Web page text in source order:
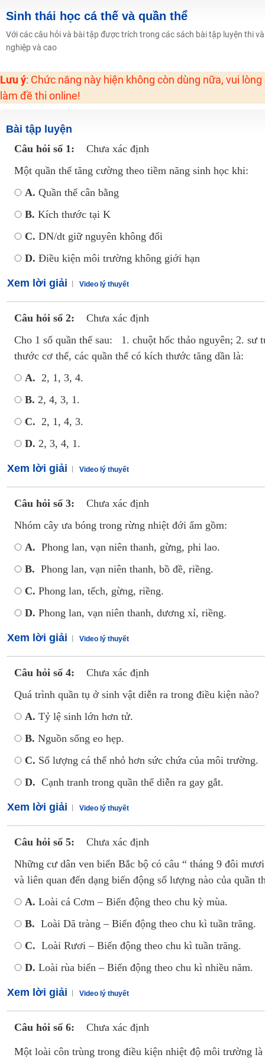
Hot! Lễ hội đồng giá 449K - 499K toàn bộ khoá học tại Tuyensinh247
Khuyến Mãi Khoá Học 1K Chỉ Từ 11-13/09/2024
Đồng giá khóa học 499K - 399K (13/11-15/11)
Khai giảng khóa Ngữ văn 7 - xây nền vững chắc cho tương lai!
Luyện thi vào lớp 10 môn Toán, Văn, Hóa, Anh, Lý với giáo viên giỏi và nổi
Sinh thái học cá thế và quần thể
Với các câu hỏi và bài tập được trích trong các sách bài tập luyện thi
nghiệp và cao
Lưu ý: Chức năng này hiện không còn dùng nữa, vui
làm đề thi online!
Bài tập luyện
Câu hỏi số 1:
Chưa xác định
Một quần thể tăng cường theo tiềm năng sinh học khi:
A. Quần thể cân bằng
B. Kích thước tại K
C. DN/dt giữ nguyên không đổi
D. Điều kiện môi trường không giới hạn
Xem lời giải Video lý thuyết
Câu hỏi số 2:
Chưa xác định
Cho 1 số quần thể sau: 1. chuột hốc thảo nguyên; 2.
thước cơ thể, các quần thể có kích thước tăng dần là:
A. 2, 1, 3, 4.
B. 2, 4, 3, 1.
C. 2, 1, 4, 3.
D. 2, 3, 4, 1.
Xem lời giải Video lý thuyết
Câu hỏi số 3:
Chưa xác định
Nhóm cây ưa bóng trong rừng nhiệt đới ẩm gồm:
A. Phong lan, vạn niên thanh, gừng, phi lao.
B. Phong lan, vạn niên thanh, bồ đề, riềng.
C. Phong lan, tếch, gừng, riềng.
D. Phong lan, vạn niên thanh, dương xỉ, riềng.
Xem lời giải Video lý thuyết
Câu hỏi số 4:
Chưa xác định
Quá trình quần tụ ở sinh vật diễn ra trong điều kiện nào?
A. Tỷ lệ sinh lớn hơn tử.
B. Nguồn sống eo hẹp.
C. Số lượng cá thể nhỏ hơn sức chứa của môi trường.
D. Cạnh tranh trong quần thể diễn ra gay gắt.
Xem lời giải Video lý thuyết
Câu hỏi số 5:
Chưa xác định
Những cư dân ven biển Bắc bộ có câu “ tháng 9 đôi
và liên quan đến dạng biến động số lượng nào của quần
A. Loài cá Cơm – Biến động theo chu kỳ mùa.
B. Loài Dã tràng – Biến động theo chu kì tuần trăng.
C. Loài Rươi – Biến động theo chu kì tuần trăng.
D. Loài rùa biển – Biến động theo chu kì nhiều năm.
Xem lời giải Video lý thuyết
Câu hỏi số 6: Chưa xác định
Một loài côn trùng trong điều kiện nhiệt độ môi trường là